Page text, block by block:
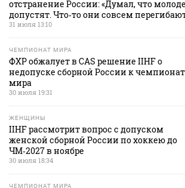
отстранение России: «Думал, что
допустят. Что‑то они совсем
31 июля 13:10
ЧЕМПИОНАТ МИРА
ФХР обжалует в CAS решение IIHF о
недопуске сборной России к
мира
30 июля 19:31
ЖЕНЩИНЫ
IIHF рассмотрит вопрос с допуском
женской сборной России по хоккею до
ЧМ‑2027 в ноябре
30 июля 18:34
ЧЕМПИОНАТ МИРА